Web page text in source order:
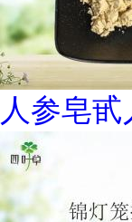
人参皂